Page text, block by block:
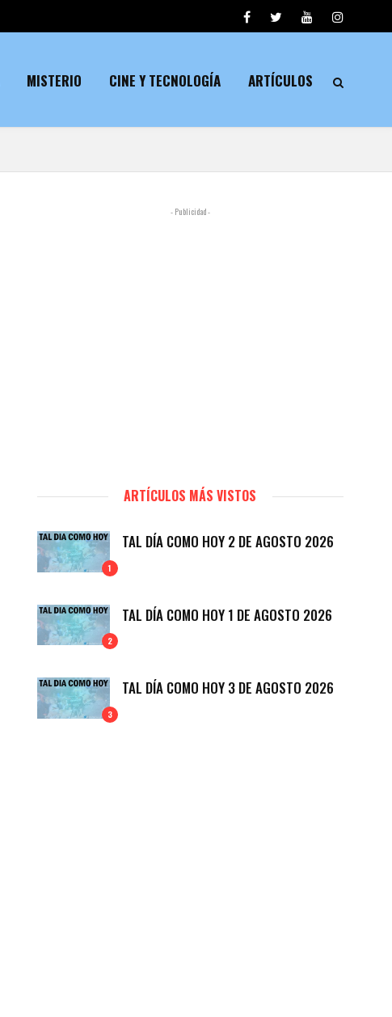
MISTERIO CINE Y TECNOLOGÍA ARTÍCULOS
- Publicidad -
ARTÍCULOS MÁS VISTOS
1
TAL DÍA COMO HOY 2 DE AGOSTO 2026
2
TAL DÍA COMO HOY 1 DE AGOSTO 2026
3
TAL DÍA COMO HOY 3 DE AGOSTO 2026